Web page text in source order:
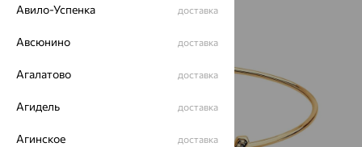
Авило-Успенка доставка
Авсюнино доставка
Агалатово доставка
Агидель доставка
Агинское доставка